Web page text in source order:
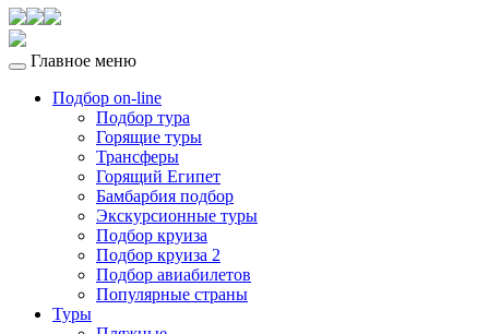
Главное меню
Подбор on-line
Подбор тура
Горящие туры
Трансферы
Горящий Египет
Бамбарбия подбор
Экскурсионные туры
Подбор круиза
Подбор круиза 2
Подбор авиабилетов
Популярные страны
Туры